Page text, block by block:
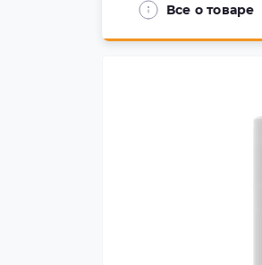
Все о товаре